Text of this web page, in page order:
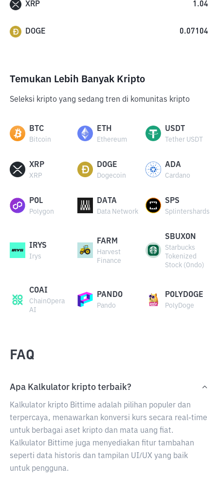
XRP 1.04
DOGE 0.07104
Temukan Lebih Banyak Kripto
Seleksi kripto yang sedang tren di komunitas kripto
BTC
Bitcoin
ETH
Ethereum
USDT
Tether USDT
XRP
XRP
DOGE
Dogecoin
ADA
Cardano
POL
Polygon
DATA
Data Network
SPS
Splintershards
IRYS
Irys
FARM
Harvest
Finance
SBUXON
Starbucks
Tokenized
Stock (Ondo)
COAI
ChainOpera
AI
PANDO
Pando
POLYDOGE
PolyDoge
FAQ
Apa Kalkulator kripto terbaik?
Kalkulator kripto Bittime adalah pilihan populer dan
terpercaya, menawarkan konversi kurs secara real-time
untuk berbagai aset kripto dan mata uang fiat.
Kalkulator Bittime juga menyediakan fitur tambahan
seperti data historis dan tampilan UI/UX yang baik
untuk pengguna.